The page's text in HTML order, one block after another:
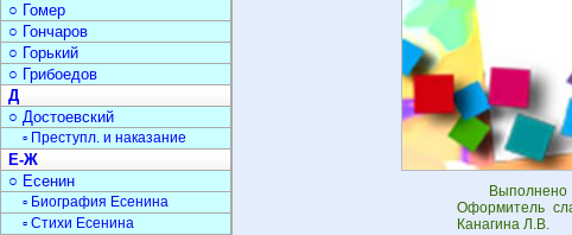
Оформитель
Канагина Л.В.
○ Гомер
○ Гончаров
○ Горький
○ Грибоедов
Д
○ Достоевский
▫ Преступл. и наказание
Е-Ж
○ Есенин
▫ Биография Есенина
▫ Стихи Есенина